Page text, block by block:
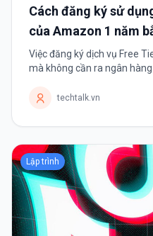
Cách đăng ký sử
của Amazon 1 năm
Việc đăng ký dịch vụ Free
mà không cần ra ngân
(Amazon Web Services) là
techtalk.vn
Lập trình